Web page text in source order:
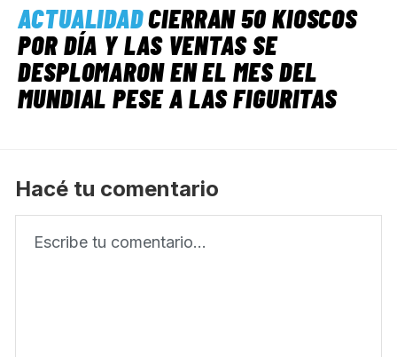
ACTUALIDADCIERRAN 50 KIOSCOS
POR DÍA Y LAS VENTAS SE
DESPLOMARON EN EL MES DEL
MUNDIAL PESE A LAS FIGURITAS
Hacé tu comentario